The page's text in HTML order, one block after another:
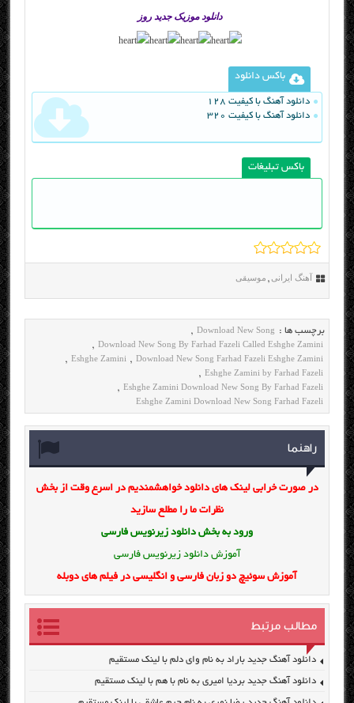
دانلود موزیک جدید روز
باکس دانلود
دانلود آهنگ با کیفیت 128
دانلود آهنگ با کیفیت 320
باکس تبلیغات
آهنگ ایرانی, موسیقی
برچسب ها : Download New Song
,
Download New Song By Farhad Fazeli Called Eshghe Zamini
,
Download New Song Farhad Fazeli Eshghe Zamini
,
Eshghe Zamini
,
Eshghe Zamini by Farhad Fazeli
,
Eshghe Zamini Download New Song By Farhad Fazeli
,
Eshghe Zamini Download New Song Farhad Fazeli
راهنما
در صورت خرابی لینک های دانلود خواهشمندیم در اسرع وقت از بخش
نظرات ما را مطلع سازید
ورود به بخش دانلود زیرنویس فارسی
آموزش دانلود زیرنویس فارسی
آموزش سوئیچ دو زبان فارسی و انگلیسی در فیلم های دوبله
مطالب مرتبط
دانلود آهنگ جدید باراد به نام وای دلم با لینک مستقیم
دانلود آهنگ جدید بردیا امیری به نام با هم با لینک مستقیم